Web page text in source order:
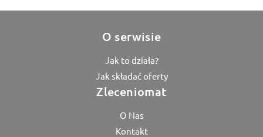
O serwisie
Jak to działa?
Jak składać oferty
Zleceniomat
O Nas
Kontakt